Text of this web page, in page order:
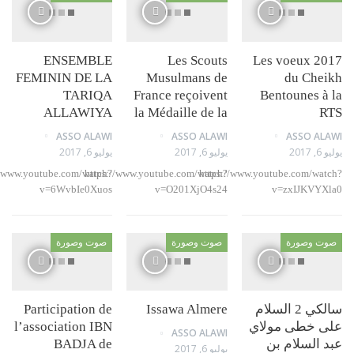
Les voeux
du
Bentounes
ASSO
https://www.youtube.com/
‎Les Scouts
Musulmans de
France reçoivent
la Médaille de la
ASSO ALAWI
https://www.youtube.com/watch?
v=O201XjO4s24
ENSEMBLE
FEMININ DE LA
TARIQA
ALLAWIYA
ASSO ALAWI
https://www.youtube.com/watch?
v=6WvbIe0Xuos
وصورة
سالكي 2 السلام
خطى مولاي
السلام بن
صوت وصورة
Issawa Almere
ASSO ALAWI
صوت وصورة
Participation de
l’association IBN
BADJA de